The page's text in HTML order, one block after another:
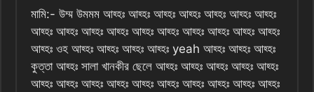
মামি:- উম্ম উমমম আহ্হঃ আহ্হঃ আহ্হঃ আহ্হঃ আহ্হঃ আহ্হঃ আহ্হঃ
আহ্হঃ আহ্হঃ আহ্হঃ আহ্হঃ আহ্হঃ আহ্হঃ আহ্হঃ আহ্হঃ আহ্হঃ আহ্হঃ
আহ্হঃ ওহ আহ্হঃ আহ্হঃ আহ্হঃ আহ্হঃ yeah আহ্হঃ আহ্হঃ আহ্হঃ
কুত্তা আহ্হঃ সালা খানকীর ছেলে আহ্হঃ আহ্হঃ আহ্হঃ আহ্হঃ আহ্হঃ
আহ্হঃ আহ্হঃ আহ্হঃ আহ্হঃ আহ্হঃ আহ্হঃ আহ্হঃ আহ্হঃ আহ্হঃ আহ্হঃ